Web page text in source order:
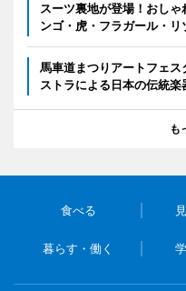
スーツ裏地が登場！おし
ンゴ・虎・フラガール・リ
馬車道まつりアートフェ
ストラによる日本の伝統
も
食べる
暮らす・働く